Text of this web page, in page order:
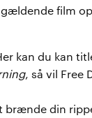
film
kan du kan
, så vil Free
brænde din